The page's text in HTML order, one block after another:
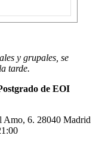
y grupales, se
tarde.
de EOI
Amo, 6. 28040 Madrid